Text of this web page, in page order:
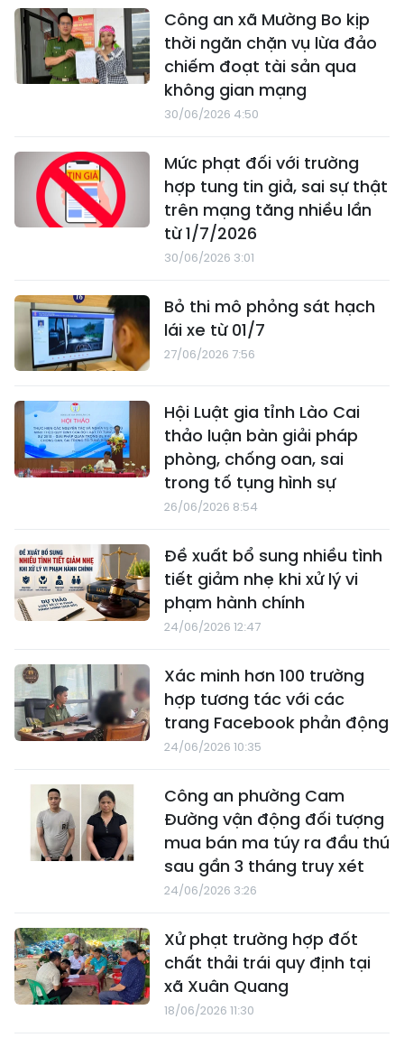
Công an xã Mường Bo kịp
thời ngăn chặn vụ lừa đảo
chiếm đoạt tài sản qua
không gian mạng
30/06/2026 4:50
Mức phạt đối với trường
hợp tung tin giả, sai sự thật
trên mạng tăng nhiều lần
từ 1/7/2026
30/06/2026 3:01
Bỏ thi mô phỏng sát hạch
lái xe từ 01/7
27/06/2026 7:56
Hội Luật gia tỉnh Lào Cai
thảo luận bàn giải pháp
phòng, chống oan, sai
trong tố tụng hình sự
26/06/2026 8:54
Đề xuất bổ sung nhiều tình
tiết giảm nhẹ khi xử lý vi
phạm hành chính
24/06/2026 12:47
Xác minh hơn 100 trường
hợp tương tác với các
trang Facebook phản động
24/06/2026 10:35
Công an phường Cam
Đường vận động đối tượng
mua bán ma túy ra đầu thú
sau gần 3 tháng truy xét
24/06/2026 3:26
Xử phạt trường hợp đốt
chất thải trái quy định tại
xã Xuân Quang
18/06/2026 11:30